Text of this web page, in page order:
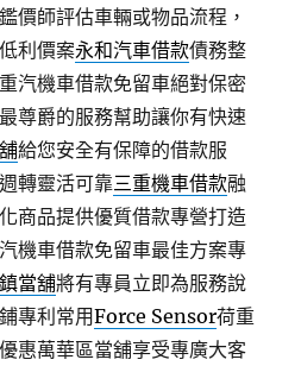
鑑價師評估車輛或物品流程，
利價案永和汽車借款債務整
汽機車借款免留車絕對保密
尊爵的服務幫助讓你有快速
給您安全有保障的借款服
轉靈活可靠三重機車借款融
商品提供優質借款專營打造
機車借款免留車最佳方案專
當舖將有專員立即為服務說
專利常用Force Sensor荷重
惠萬華區當舖享受專廣大客